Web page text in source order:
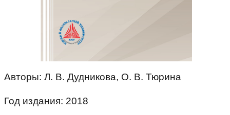
Авторы: Л. В. Дудникова, О. В. Тюрина
Год издания: 2018